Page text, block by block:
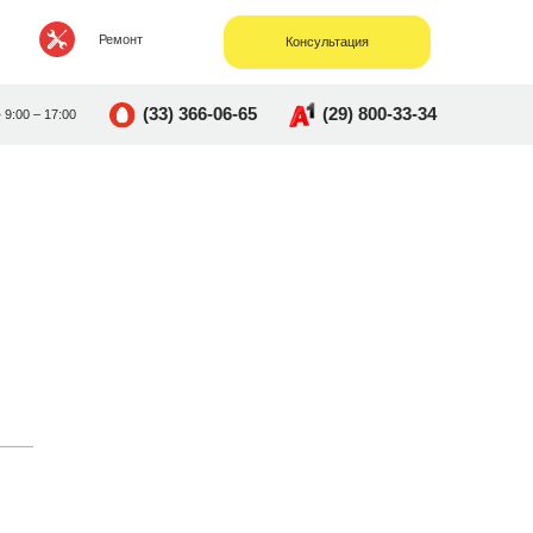
Ремонт Консультация
9:00 – 17:00 (33) 366-06-65 (29) 800-33-34